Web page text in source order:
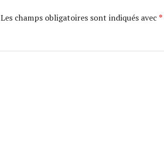
Les champs obligatoires sont indiqués avec *